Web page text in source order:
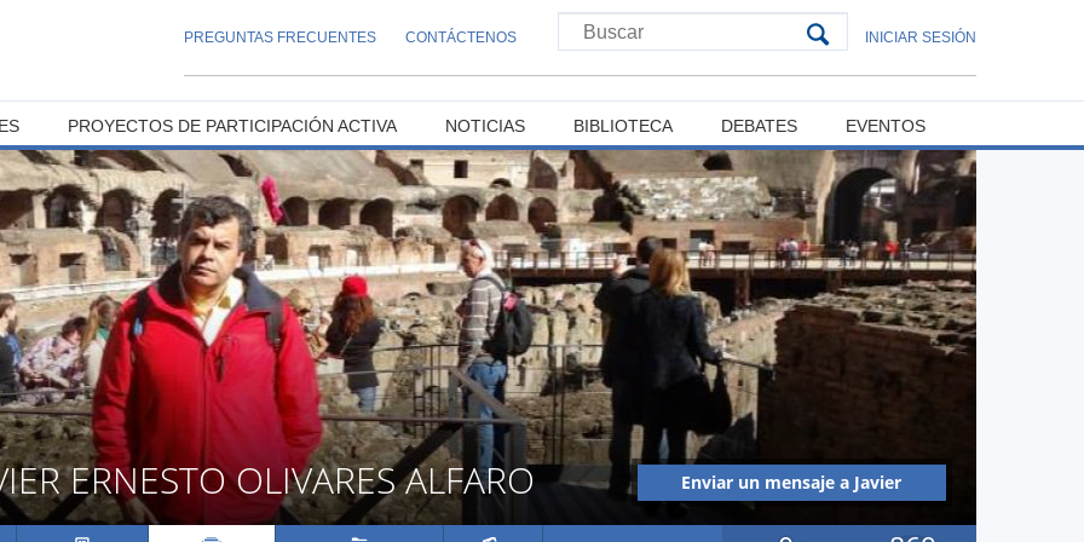
PREGUNTAS FRECUENTES CONTÁCTENOS INICIAR SESIÓN
ERNESTO OLIVARES ALFARO
Enviar un mensaje a Javier
PROYECTOS DE PARTICIPACIÓN ACTIVA NOTICIAS BIBLIOTECA DEBATES EVENTOS